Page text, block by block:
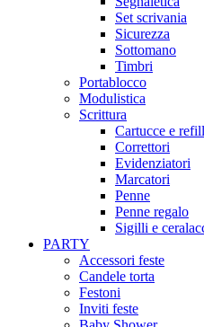
Set scrivania
Sicurezza
Sottomano
Timbri
Portablocco
Modulistica
Scrittura
Cartucce e refill
Correttori
Evidenziatori
Marcatori
Penne
Penne regalo
Sigilli e
PARTY
Accessori feste
Candele torta
Festoni
Inviti feste